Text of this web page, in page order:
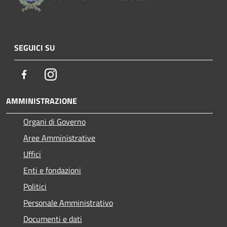
SEGUICI SU
FacebookInstagram
AMMINISTRAZIONE
Organi di Governo
Aree Amministrative
Uffici
Enti e fondazioni
Politici
Personale Amministrativo
Documenti e dati